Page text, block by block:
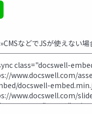
»CMSなどでJSが使えない場